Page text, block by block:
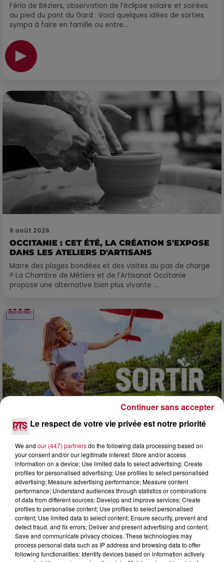
Féria de Béziers, observation de l’éclipse solaire et soirées
au pied du pont du Gard : Voici quelques idées de sorties
sympa à faire en famille ou entre...
8 août 2026
OCCITANIE : CET ÉTÉ, LA CRÉATION S'EXPOSE
DANS LES ATELIERS D'ARTISANS
Marre des plages bondées et des visites au pas de charge
? La Chambre de Métiers et de l’Artisanat Occitanie
propose une alternative bien plus vivante :...
7 août 2026
NOS IDÉES DE SORTIE POUR CE WEEK-END
Comme tous les vendredis, voici une petite sélection des
rendez-vous à ne pas manquer dans le coin. Que vous ayez
envie de voyager à l'autre bout du monde,...
Le respect de votre vie privée est notre priorité
We and our (447) partnersdo the following data processing based on
your consent and/or our legitimate interest: Store and/or access
information on a device; Use limited data to select advertising; Create
profiles for personalised advertising; Use profiles to select personalised
advertising; Measure advertising performance; Measure content
performance; Understand audiences through statistics or combinations
of data from different sources; Develop and improve services; Create
profiles to personalise content; Use profiles to select personalised
content; Use limited data to select content; Ensure security, prevent and
detect fraud, and fix errors; Deliver and present advertising and content;
Save and communicate privacy choices. These technologies may
process personal data such as IP address and browsing data to offer
following functionalities: Identify devices based on information actively
Continuer sans accepter